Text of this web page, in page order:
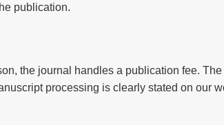
publication.
the journal handles a publication fee.
processing is clearly stated on our